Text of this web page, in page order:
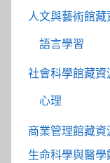
人文與藝術館藏
語言學習
社會科學館藏資
心理
商業管理館藏資
生命科學與醫學